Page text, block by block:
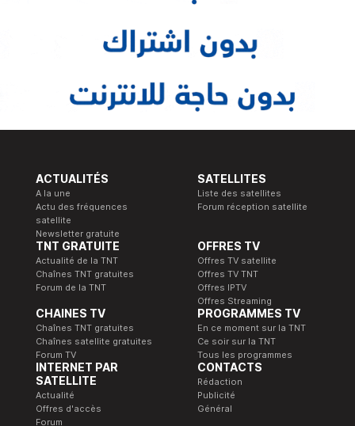
ACTUALITÉS
A la une
Actu des fréquences
satellite
Newsletter gratuite
SATELLITES
Liste des satellites
Forum réception satellite
TNT GRATUITE
Actualité de la TNT
Chaînes TNT gratuites
Forum de la TNT
OFFRES TV
Offres TV satellite
Offres TV TNT
Offres IPTV
Offres Streaming
CHAINES TV
Chaînes TNT gratuites
Chaînes satellite gratuites
Forum TV
PROGRAMMES TV
En ce moment sur la TNT
Ce soir sur la TNT
Tous les programmes
INTERNET PAR
SATELLITE
Actualité
Offres d'accès
Forum
CONTACTS
Rédaction
Publicité
Général